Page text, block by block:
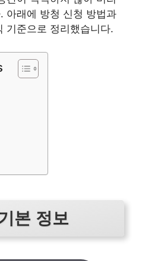
아래에 방청 신청 방법과
기준으로 정리했습니다.
본 정보